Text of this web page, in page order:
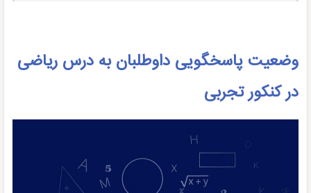
وضعیت پاسخگویی داوطلبان به درس ریاضی
در کنکور تجربی